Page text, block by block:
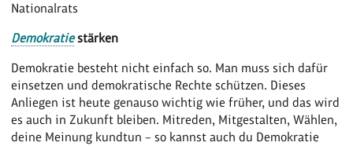
Nationalrats
Demokratiestärken
Demokratie besteht nicht einfach so. Man muss sich dafür
einsetzen und demokratische Rechte schützen. Dieses
Anliegen ist heute genauso wichtig wie früher, und das wird
es auch in Zukunft bleiben. Mitreden, Mitgestalten, Wählen,
deine Meinung kundtun – so kannst auch du Demokratie